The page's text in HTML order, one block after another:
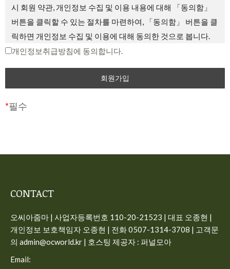
③ 회원은 회사가 전항에 따라 변경하는 약관에 동의하지 않을
권리가 있으며, 이 경우 회원은 회사에서 제공하는 서비스 이용
중단 및 탈퇴 의사를 표시하고 서비스 이용 종료를 요청할 수
있습니다. 다만, 회사가 회원에게 변경된 약관의 내용을 통보하
시가 표명된 것으로 본다는 뜻”을 명확히 통지하였음에도 불구
하고, 거부의 의사표시를 하지 아니한 경우 회원이 변경된 약관
① 회사는 제공하는 개별 서비스에 대해서 별도의 이용약관 및
경우에는 그 규정에 따릅니다.
제4조 용어의 정의
① 서비스: 개인용 컴퓨터 (PC), TV, 휴대형 단말기, 전기통신설
시 회원 약관, 개인정보 수집 및 이용 내용에 대해 「동의함」
버튼을 클릭할 수 있는 절차를 마련하여, 「동의함」 버튼을 클
릭하면 개인정보 수집 및 이용에 대해 동의한 것으로 봅니다.
제2조 개인정보의 수집 항목 및 이용 목적
“개인정보”는 생존하는 개인에 관한 정보로서 해당 정보에 포
함된 성명, 주민등록번호 등의 사항으로 해당 개인을 식별할 수
있는 정보(해당 정보만으로는 특정 개인을 식별할 수 없더라도
사이트가 고객의 개인정보를 수집 이용하는 목적은 다음과 같
– 필수 수집항목: 이메일, 비밀번호, 이름, 전화번호
– 선택 수집항목: 프로필 이미지
– 이용목적: 가입, 서비스 이용시 상담, 공지사항 전달
– 보유기간: 회원탈퇴시 즉시 삭제, 구매 회원인 경우 5년간 보
개인정보취급방침에 동의합니다.
*필수
CONTACT
오씨아줌마 | 사업자등록번호 110-20-21523 | 대표 오종현 |
개인정보 보호책임자 오종현 | 전화 0507-1314-3708 | 고객문
의 admin@ocworld.kr | 호스팅 제공자 : 퍼널모아
Email: